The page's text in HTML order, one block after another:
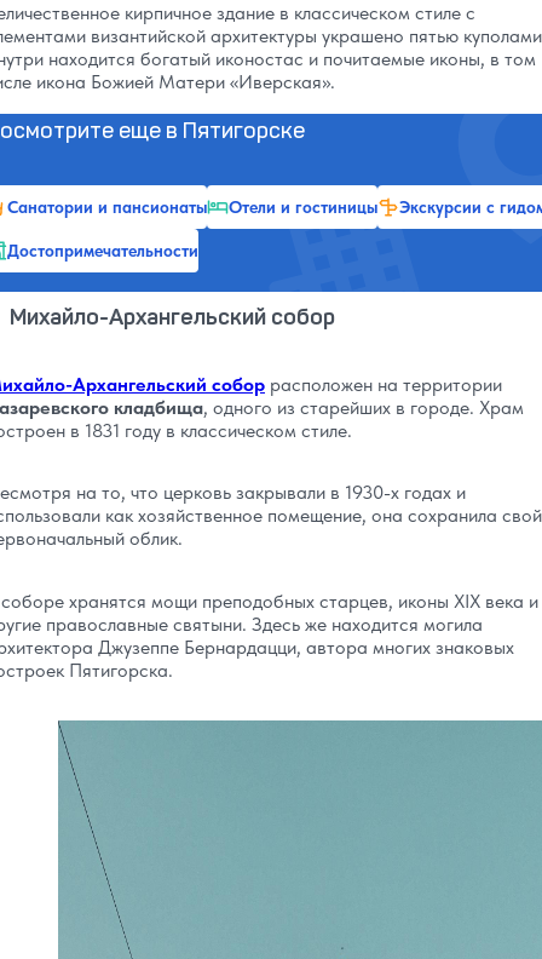
кирпичное здание в классическом стиле с
византийской архитектуры украшено пятью
находится богатый иконостас и почитаемые иконы, в том
икона Божией Матери «Иверская».
еще в Пятигорске
Санатории и пансионаты Отели и гостиницы
Экскурсии с
Достопримечательности
Михайло-Архангельский собор
Архангельский собор расположен на территории
кладбища, одного из старейших в городе. Храм
в 1831 году в классическом стиле.
на то, что церковь закрывали в 1930-х годах и
как хозяйственное помещение, она сохранила свой
облик.
хранятся мощи преподобных старцев, иконы XIX века и
православные святыни. Здесь же находится могила
Джузеппе Бернардацци, автора многих знаковых
Пятигорска.